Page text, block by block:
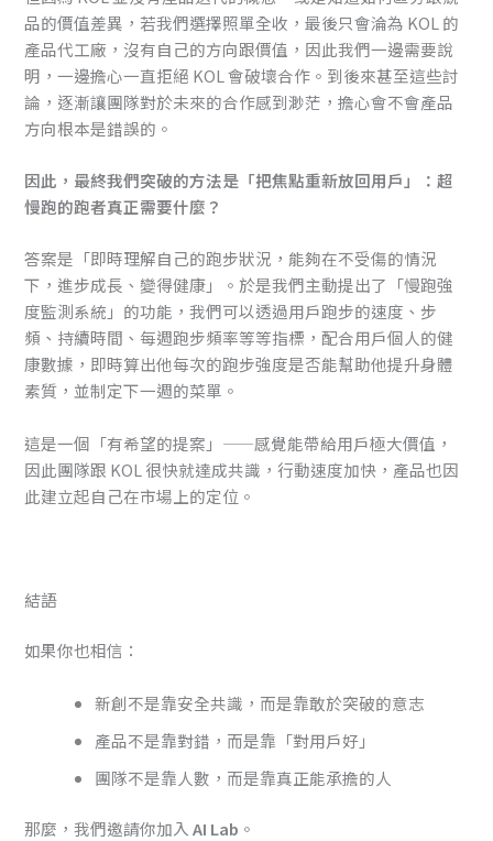
品的價值差異，若我們選擇照單全收，最後只會淪為 KOL 的
產品代工廠，沒有自己的方向跟價值，因此我們一邊需要說
明，一邊擔心一直拒絕 KOL 會破壞合作。到後來甚至這些討
論，逐漸讓團隊對於未來的合作感到渺茫，擔心會不會產品
方向根本是錯誤的。
因此，最終我們突破的方法是「把焦點重新放回用戶」：超
慢跑的跑者真正需要什麼？
答案是「即時理解自己的跑步狀況，能夠在不受傷的情況
下，進步成長、變得健康」。於是我們主動提出了「慢跑強
度監測系統」的功能，我們可以透過用戶跑步的速度、步
頻、持續時間、每週跑步頻率等等指標，配合用戶個人的健
康數據，即時算出他每次的跑步強度是否能幫助他提升身體
素質，並制定下一週的菜單。
這是一個「有希望的提案」——感覺能帶給用戶極大價值，
因此團隊跟 KOL 很快就達成共識，行動速度加快，產品也因
此建立起自己在市場上的定位。
結語
如果你也相信：
新創不是靠安全共識，而是靠敢於突破的意志
產品不是靠對錯，而是靠「對用戶好」
團隊不是靠人數，而是靠真正能承擔的人
那麼，我們邀請你加入AI Lab 。